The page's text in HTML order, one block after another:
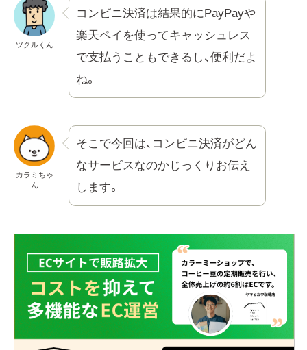
ツクルくん
コンビニ決済は結果的にPayPayや
楽天ペイを使ってキャッシュレス
で支払うこともできるし、便利だよ
ね。
カラミちゃ
ん
そこで今回は、コンビニ決済がどん
なサービスなのかじっくりお伝え
します。